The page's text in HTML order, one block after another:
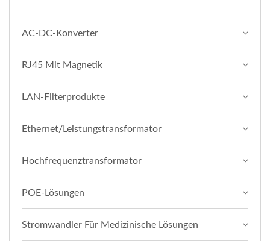
AC-DC-Konverter
RJ45 Mit Magnetik
LAN-Filterprodukte
Ethernet/Leistungstransformator
Hochfrequenztransformator
POE-Lösungen
Stromwandler Für Medizinische Lösungen